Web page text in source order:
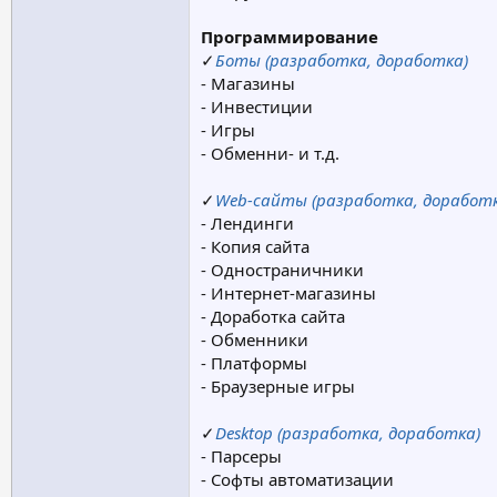
Программирование
✓Боты (разработка, доработка)
- Магазины
- Инвестиции
- Игры
- Обменни- и т.д.
✓ Web-сайты (разработка,
- Лендинги
- Копия сайта
- Одностраничники
- Интернет-магазины
- Доработка сайта
- Обменники
- Платформы
- Браузерные игры
✓Desktop (разработка, доработка)
- Парсеры
- Софты автоматизации